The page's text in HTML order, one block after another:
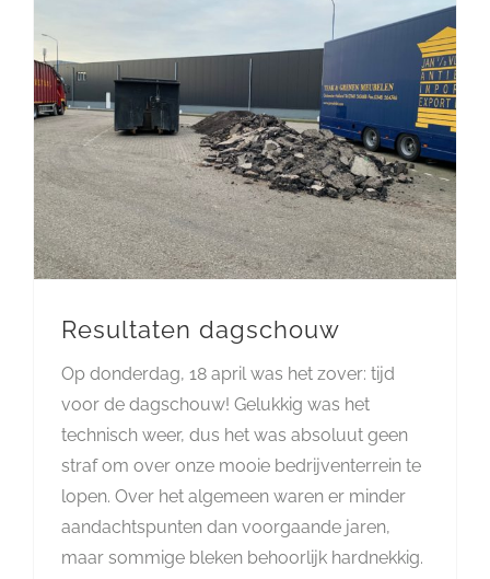
Resultaten dagschouw
Op donderdag, 18 april was het zover: tijd
voor de dagschouw! Gelukkig was het
technisch weer, dus het was absoluut geen
straf om over onze mooie bedrijventerrein te
lopen. Over het algemeen waren er minder
aandachtspunten dan voorgaande jaren,
maar sommige bleken behoorlijk hardnekkig.